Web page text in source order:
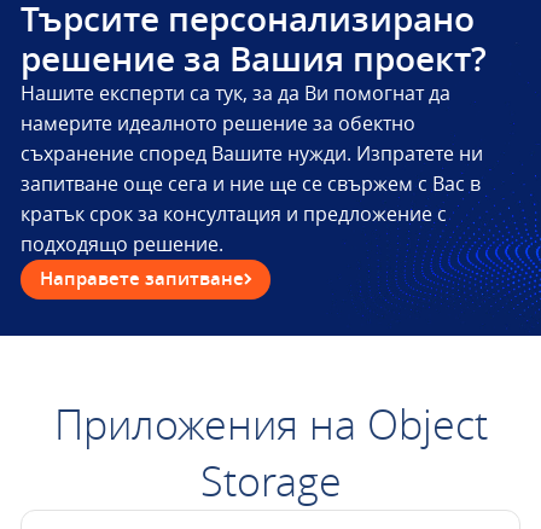
Търсите персонализирано
решение за Вашия проект?
Нашите експерти са тук, за да Ви помогнат да
намерите идеалното решение за обектно
съхранение според Вашите нужди. Изпратете ни
запитване още сега и ние ще се свържем с Вас в
кратък срок за консултация и предложение с
подходящо решение.
Направете запитване
Приложения на Object
Storage